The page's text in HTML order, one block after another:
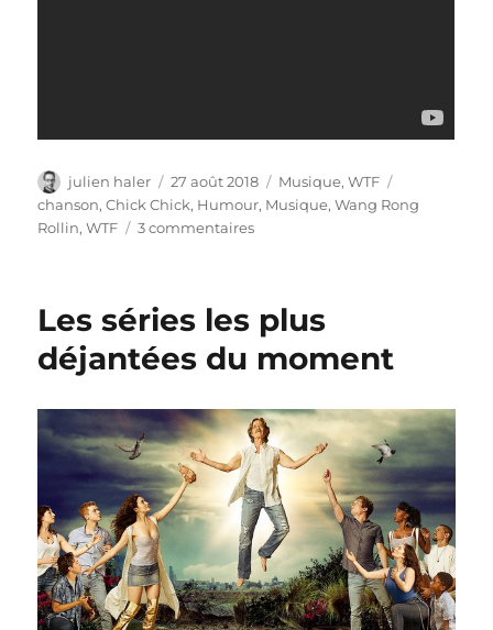
Auteur
julien haler
Publié
le
27 août 2018 Catégories
Musique,WTF
chanson,Chick Chick, Humour, Musique,Wang Rong
Rollin,WTF 3 commentairessur
du
lundi
#17
Les séries les plus
déjantées du moment